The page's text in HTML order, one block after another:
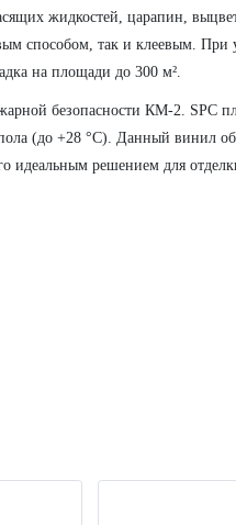
жидкостей, царапин,
способом, так и клеевым. При
на площади до 300 м².
безопасности КМ-2. SPC
(до +28 °C). Данный винил
идеальным решением для